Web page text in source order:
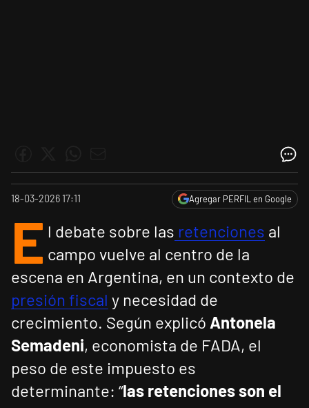
18-03-2026 17:11 Agregar PERFIL en Google
E l debate sobre las retenciones al
campo vuelve al centro de la
escena en Argentina, en un contexto de
presión fiscal y necesidad de
crecimiento. Según explicó Antonela
Semadeni, economista de FADA, el
peso de este impuesto es
determinante: “las retenciones son el